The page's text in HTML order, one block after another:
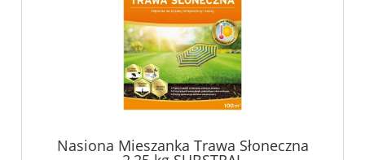
Nasiona Mieszanka Trawa Słoneczna